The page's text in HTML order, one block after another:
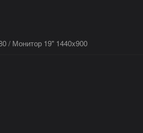
/ Монитор 19" 1440x900